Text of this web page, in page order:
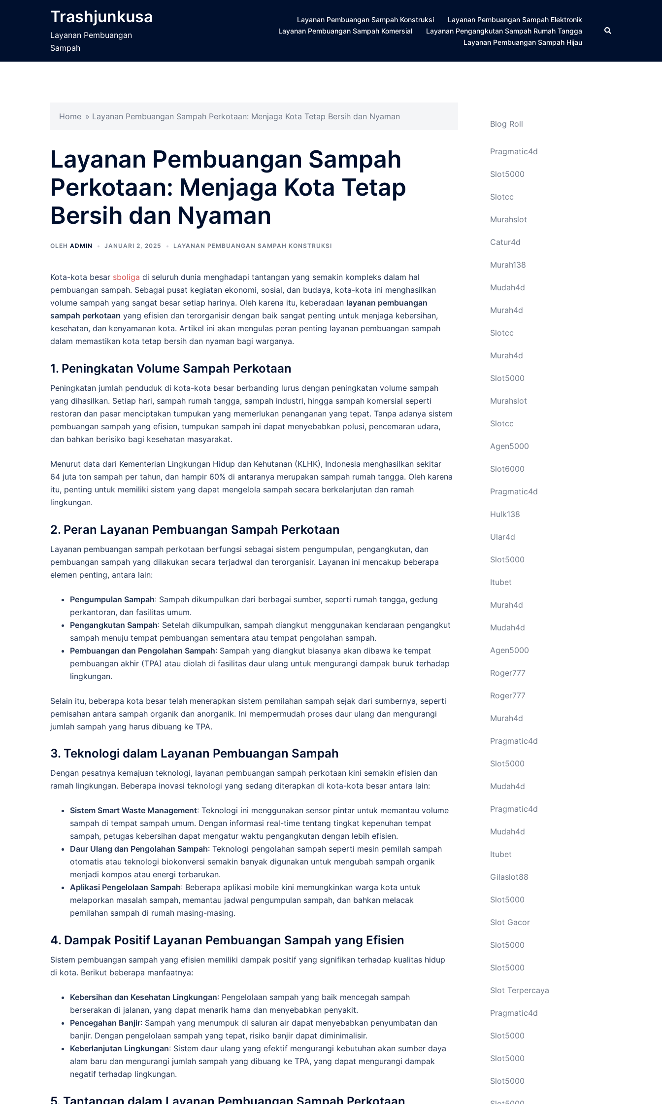
Trashjunkusa
Layanan Pembuangan
Sampah
Layanan Pembuangan Sampah Konstruksi
Layanan Pembuangan Sampah Elektronik
Layanan Pembuangan Sampah Komersial
Layanan Pengangkutan Sampah Rumah Tangga
Layanan Pembuangan Sampah Hijau
Cari
Home » Layanan Pembuangan Sampah Perkotaan: Menjaga Kota Tetap Bersih dan Nyaman
Layanan Pembuangan Sampah
Perkotaan: Menjaga Kota Tetap
Bersih dan Nyaman
OLEH ADMIN JANUARI 2, 2025 LAYANAN PEMBUANGAN SAMPAH KONSTRUKSI
Kota-kota besar sboliga di seluruh dunia menghadapi tantangan yang semakin kompleks dalam hal
pembuangan sampah. Sebagai pusat kegiatan ekonomi, sosial, dan budaya, kota-kota ini menghasilkan
volume sampah yang sangat besar setiap harinya. Oleh karena itu, keberadaan layanan pembuangan
sampah perkotaan yang efisien dan terorganisir dengan baik sangat penting untuk menjaga kebersihan,
kesehatan, dan kenyamanan kota. Artikel ini akan mengulas peran penting layanan pembuangan sampah
dalam memastikan kota tetap bersih dan nyaman bagi warganya.
1. Peningkatan Volume Sampah Perkotaan
Peningkatan jumlah penduduk di kota-kota besar berbanding lurus dengan peningkatan volume sampah
yang dihasilkan. Setiap hari, sampah rumah tangga, sampah industri, hingga sampah komersial seperti
restoran dan pasar menciptakan tumpukan yang memerlukan penanganan yang tepat. Tanpa adanya sistem
pembuangan sampah yang efisien, tumpukan sampah ini dapat menyebabkan polusi, pencemaran udara,
dan bahkan berisiko bagi kesehatan masyarakat.
Menurut data dari Kementerian Lingkungan Hidup dan Kehutanan (KLHK), Indonesia menghasilkan sekitar
64 juta ton sampah per tahun, dan hampir 60% di antaranya merupakan sampah rumah tangga. Oleh karena
itu, penting untuk memiliki sistem yang dapat mengelola sampah secara berkelanjutan dan ramah
lingkungan.
2. Peran Layanan Pembuangan Sampah Perkotaan
Layanan pembuangan sampah perkotaan berfungsi sebagai sistem pengumpulan, pengangkutan, dan
pembuangan sampah yang dilakukan secara terjadwal dan terorganisir. Layanan ini mencakup beberapa
elemen penting, antara lain:
Pengumpulan Sampah: Sampah dikumpulkan dari berbagai sumber, seperti rumah tangga, gedung
perkantoran, dan fasilitas umum.
Pengangkutan Sampah: Setelah dikumpulkan, sampah diangkut menggunakan kendaraan pengangkut
sampah menuju tempat pembuangan sementara atau tempat pengolahan sampah.
Pembuangan dan Pengolahan Sampah: Sampah yang diangkut biasanya akan dibawa ke tempat
pembuangan akhir (TPA) atau diolah di fasilitas daur ulang untuk mengurangi dampak buruk terhadap
lingkungan.
Selain itu, beberapa kota besar telah menerapkan sistem pemilahan sampah sejak dari sumbernya, seperti
pemisahan antara sampah organik dan anorganik. Ini mempermudah proses daur ulang dan mengurangi
jumlah sampah yang harus dibuang ke TPA.
3. Teknologi dalam Layanan Pembuangan Sampah
Dengan pesatnya kemajuan teknologi, layanan pembuangan sampah perkotaan kini semakin efisien dan
ramah lingkungan. Beberapa inovasi teknologi yang sedang diterapkan di kota-kota besar antara lain:
Sistem Smart Waste Management: Teknologi ini menggunakan sensor pintar untuk memantau volume
sampah di tempat sampah umum. Dengan informasi real-time tentang tingkat kepenuhan tempat
sampah, petugas kebersihan dapat mengatur waktu pengangkutan dengan lebih efisien.
Daur Ulang dan Pengolahan Sampah: Teknologi pengolahan sampah seperti mesin pemilah sampah
otomatis atau teknologi biokonversi semakin banyak digunakan untuk mengubah sampah organik
menjadi kompos atau energi terbarukan.
Aplikasi Pengelolaan Sampah: Beberapa aplikasi mobile kini memungkinkan warga kota untuk
melaporkan masalah sampah, memantau jadwal pengumpulan sampah, dan bahkan melacak
pemilahan sampah di rumah masing-masing.
4. Dampak Positif Layanan Pembuangan Sampah yang Efisien
Sistem pembuangan sampah yang efisien memiliki dampak positif yang signifikan terhadap kualitas hidup
di kota. Berikut beberapa manfaatnya:
Kebersihan dan Kesehatan Lingkungan: Pengelolaan sampah yang baik mencegah sampah
berserakan di jalanan, yang dapat menarik hama dan menyebabkan penyakit.
Pencegahan Banjir: Sampah yang menumpuk di saluran air dapat menyebabkan penyumbatan dan
banjir. Dengan pengelolaan sampah yang tepat, risiko banjir dapat diminimalisir.
Keberlanjutan Lingkungan: Sistem daur ulang yang efektif mengurangi kebutuhan akan sumber daya
alam baru dan mengurangi jumlah sampah yang dibuang ke TPA, yang dapat mengurangi dampak
negatif terhadap lingkungan.
Blog Roll
Pragmatic4d
Slot5000
Slotcc
Murahslot
Catur4d
Murah138
Mudah4d
Murah4d
Slotcc
Murah4d
Slot5000
Murahslot
Slotcc
Agen5000
Slot6000
Pragmatic4d
Hulk138
Ular4d
Slot5000
Itubet
Murah4d
Mudah4d
Agen5000
Roger777
Roger777
Murah4d
Pragmatic4d
Slot5000
Mudah4d
Pragmatic4d
Mudah4d
Itubet
Gilaslot88
Slot5000
Slot Gacor
Slot5000
Slot5000
Slot Terpercaya
Pragmatic4d
Slot5000
Slot5000
Slot5000